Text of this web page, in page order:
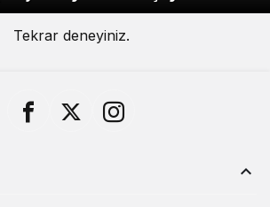
Tekrar deneyiniz.